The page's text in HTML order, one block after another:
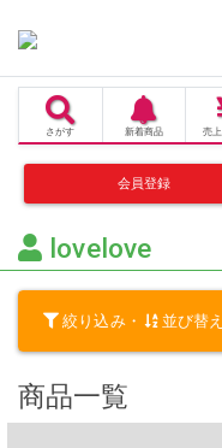
さがす 新着商品 売上
会員登録
lovelove
絞り込み・ 並び替え
商品一覧